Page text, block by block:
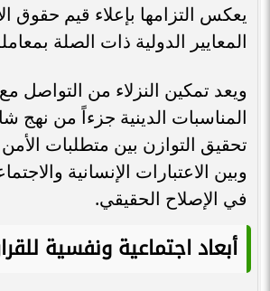
يعكس التزامها بإعلاء قيم حقوق
المعايير الدولية ذات الصلة
ويعد تمكين النزلاء من التواصل
المناسبات الدينية جزءاً من نهج
تحقيق التوازن بين متطلبات الأمن
وبين الاعتبارات الإنسانية
في الإصلاح الحقيقي.
أبعاد اجتماعية ونفسية